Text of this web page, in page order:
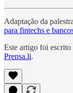
Adaptação da palestra
para fintechs e
Este artigo foi
Prensa.li.